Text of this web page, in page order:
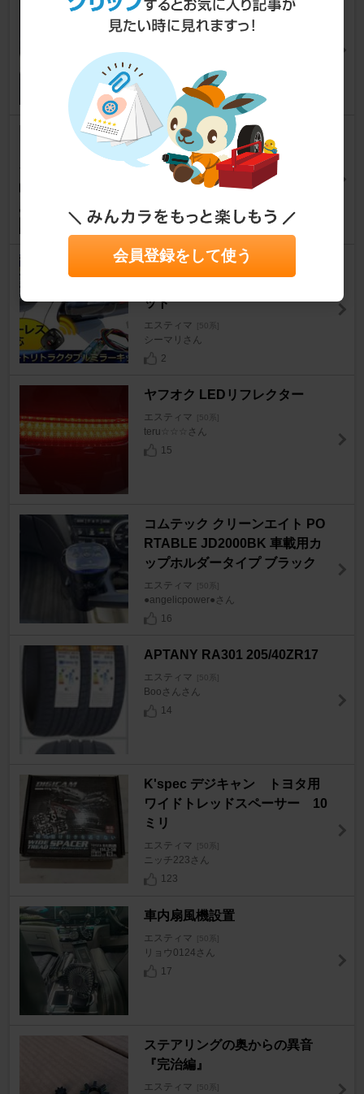
No-Brand 21連SMD-LEDルー
ムライト
sadabo.com HYPERさん
SurLuster ゼロリバイブ
エスティマ [50系]
usami39_さん
azzurri_produce 50系エスティ
ット
エスティマ [50系]
シーマリさん
2
ヤフオク LEDリフレクター
エスティマ [50系]
teru☆☆☆さん
15
コムテック クリーンエイト PO
RTABLE JD2000BK 車載用カ
ップホルダータイプ ブラック
エスティマ [50系]
●angelicpower●さん
16
APTANY RA301 205/40ZR17
エスティマ [50系]
Booさんさん
14
K'spec デジキャン トヨタ用
ワイドトレッドスペーサー 10
ミリ
エスティマ [50系]
ニッチ223さん
123
車内扇風機設置
エスティマ [50系]
リョウ0124さん
17
ステアリングの奥からの異音
『完治編』
エスティマ [50系]
会員登録をして使う